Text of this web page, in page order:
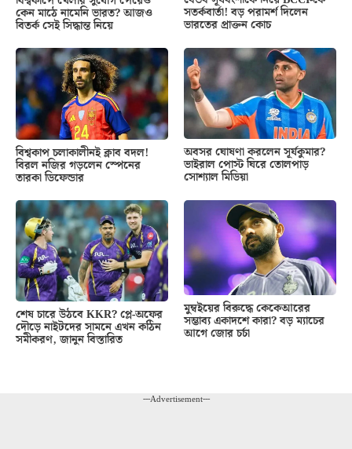
কেন মাঠে নামেনি ভারত? আজও
বিতর্ক সেই সিদ্ধান্ত নিয়ে
সতর্কবার্তা! বড় পরামর্শ দিলেন
ভারতের প্রাক্তন কোচ
বিশ্বকাপ চলাকালীনই ক্লাব বদল!
বিরল নজির গড়লেন স্পেনের
তারকা ডিফেন্ডার
অবসর ঘোষণা করলেন সূর্যকুমার?
ভাইরাল পোস্ট ঘিরে তোলপাড়
সোশ্যাল মিডিয়া
শেষ চারে উঠবে KKR? প্লে-অফের
দৌড়ে নাইটদের সামনে এখন কঠিন
সমীকরণ, জানুন বিস্তারিত
মুম্বইয়ের বিরুদ্ধে কেকেআরের
সম্ভাব্য একাদশে কারা? বড় ম্যাচের
আগে জোর চর্চা
---Advertisement---